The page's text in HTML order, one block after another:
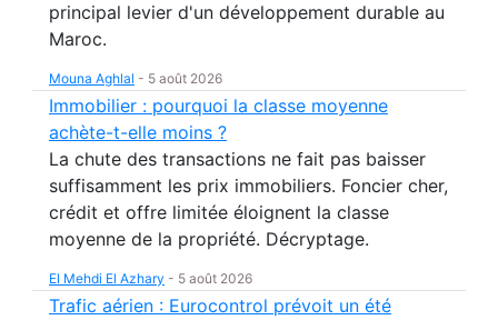
principal levier d'un développement durable au
Maroc.
Mouna Aghlal - 5 août 2026
Immobilier : pourquoi la classe moyenne
achète-t-elle moins ?
La chute des transactions ne fait pas baisser
suffisamment les prix immobiliers. Foncier cher,
crédit et offre limitée éloignent la classe
moyenne de la propriété. Décryptage.
El Mehdi El Azhary - 5 août 2026
Trafic aérien : Eurocontrol prévoit un été